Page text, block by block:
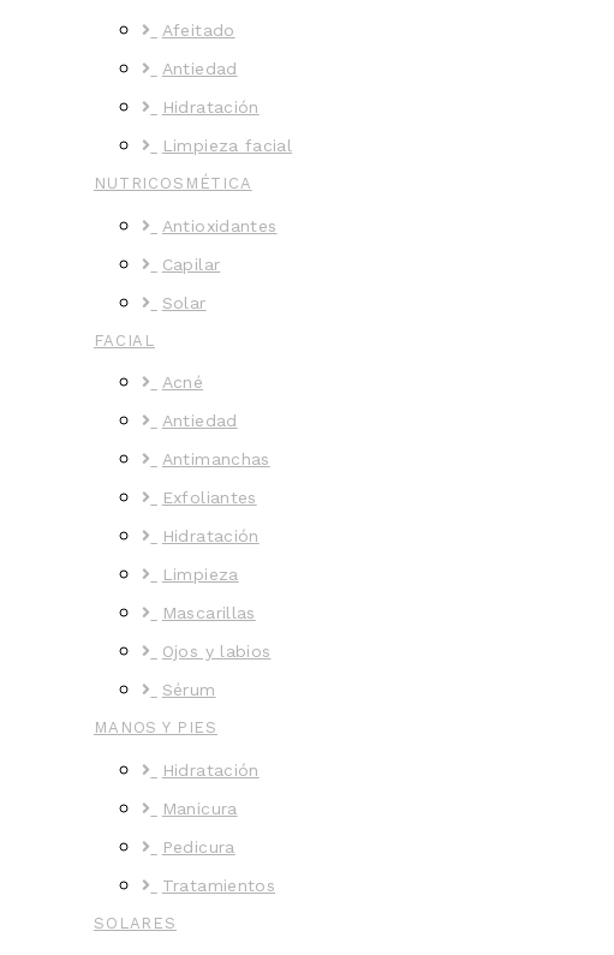
Afeitado
Antiedad
Hidratación
Limpieza facial
NUTRICOSMÉTICA
Antioxidantes
Capilar
Solar
FACIAL
Acné
Antiedad
Antimanchas
Exfoliantes
Hidratación
Limpieza
Mascarillas
Ojos y labios
Sérum
MANOS Y PIES
Hidratación
Manicura
Pedicura
Tratamientos
SOLARES